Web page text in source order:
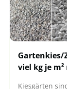
Gartenkies/
viel kg je
Kiesgärten